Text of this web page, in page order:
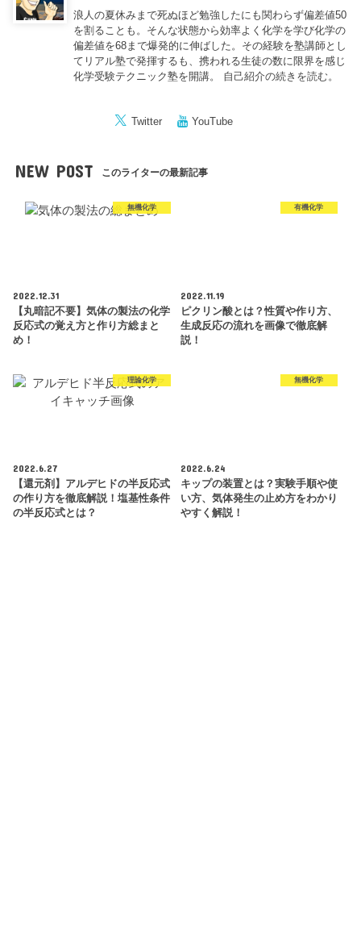
浪人の夏休みまで死ぬほど勉強したにも関わらず偏差値50
を割ることも。そんな状態から効率よく化学を学び化学の
偏差値を68まで爆発的に伸ばした。その経験を塾講師とし
てリアル塾で発揮するも、携われる生徒の数に限界を感じ
化学受験テクニック塾を開講。 自己紹介の続きを読む。
Twitter YouTube
NEW POST このライターの最新記事
無機化学
2022.12.31
【丸暗記不要】気体の製法の化学
反応式の覚え方と作り方総まと
め！
有機化学
2022.11.19
ピクリン酸とは？性質や作り方、
生成反応の流れを画像で徹底解
説！
理論化学
2022.6.27
【還元剤】アルデヒドの半反応式
の作り方を徹底解説！塩基性条件
の半反応式とは？
無機化学
2022.6.24
キップの装置とは？実験手順や使
い方、気体発生の止め方をわかり
やすく解説！